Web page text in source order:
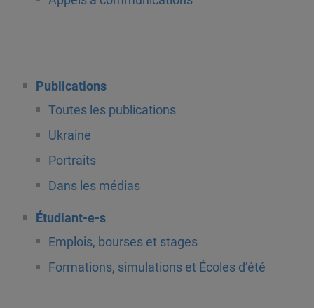
Publications
Toutes les publications
Ukraine
Portraits
Dans les médias
Étudiant-e-s
Emplois, bourses et stages
Formations, simulations et Écoles d’été